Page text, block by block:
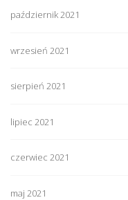
październik 2021
wrzesień 2021
sierpień 2021
lipiec 2021
czerwiec 2021
maj 2021